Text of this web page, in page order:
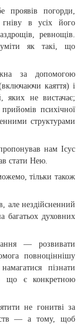
проявів погорди,
гніву в усіх його
ревнощів.
як такі, що
за допомогою
каяття) і
яких не вистачає;
психічної
структурами
нам Ісус
стати Нею.
тільки також
але нездійсненний
багатьох духовних
— розвивати
повноціннішу
пізнати
що є конкретною
не гонитві за
— а тому, щоб